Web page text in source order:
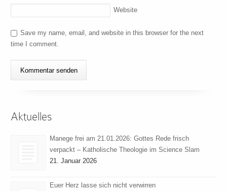
Website
Save my name, email, and website in this browser for the next
time I comment.
Aktuelles
Manege frei am 21.01.2026: Gottes Rede frisch
verpackt – Katholische Theologie im Science Slam
21. Januar 2026
Euer Herz lasse sich nicht verwirren